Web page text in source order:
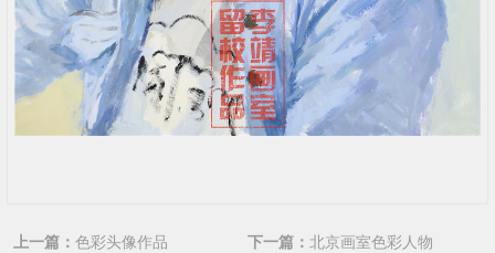
上一篇： 色彩头像作品 下一篇： 北京画室色彩人物